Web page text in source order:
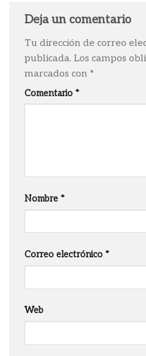
Deja un comentario
Tu dirección de correo
publicada. Los campos
marcados con *
Comentario *
Nombre *
Correo electrónico *
Web